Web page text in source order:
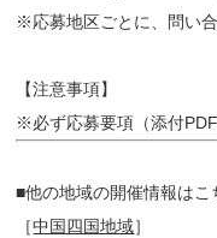
※応募地区ごとに、問い
【注意事項】
※必ず応募要項（添付
■他の地域の開催情報はこ
［中国四国地域］